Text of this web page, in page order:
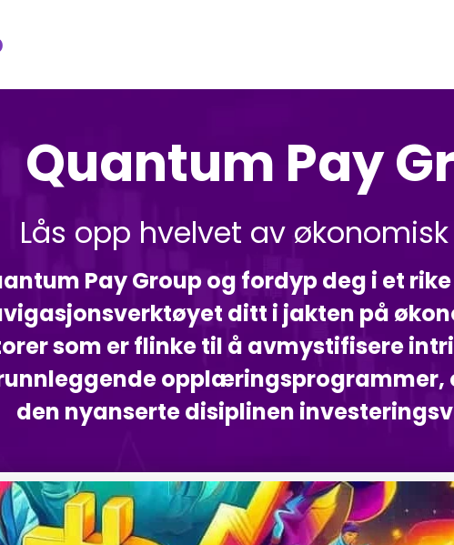
Quantum Pay
Lås opp hvelvet av
Pay Group og fordyp deg i et
ditt i jakten på
som er flinke til å avmystifisere
den nyanserte disiplinen